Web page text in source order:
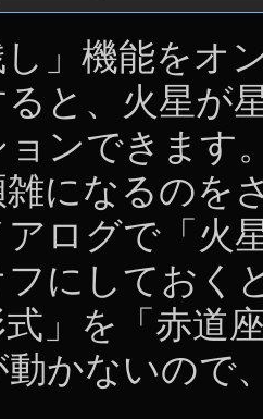
し」機能を
ると、火星が
ョンできます
になるのを
ログで「火
フにしておく
式」を「赤道
かないので